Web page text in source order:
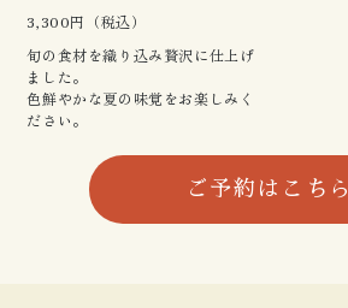
3,300円（税込）
旬の食材を織り込み贅沢に仕上げ
ました。
色鮮やかな夏の味覚をお楽しみく
ださい。
ご予約はこちら